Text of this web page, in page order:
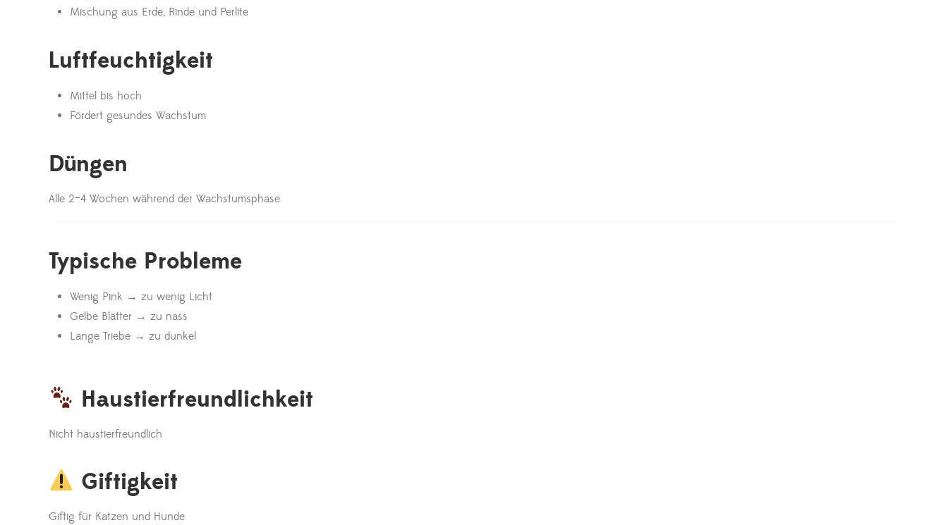
Mischung aus Erde, Rinde und Perlite
Luftfeuchtigkeit
Mittel bis hoch
Fördert gesundes Wachstum
Düngen
Alle 2–4 Wochen während der Wachstumsphase
Typische Probleme
Wenig Pink → zu wenig Licht
Gelbe Blätter → zu nass
Lange Triebe → zu dunkel
Haustierfreundlichkeit
Nicht haustierfreundlich
Giftigkeit
Giftig für Katzen und Hunde